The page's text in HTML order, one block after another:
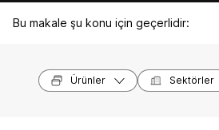
Bu makale şu konu için geçerlidir:
Ürünler Sektörler